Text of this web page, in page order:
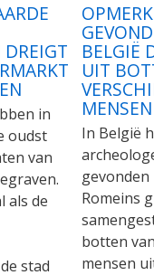
DREIGT
in
oudst
van
als de
stad
BELGIË
UIT
MENSEN
In België
gevonden
Romeins
botten
mensen